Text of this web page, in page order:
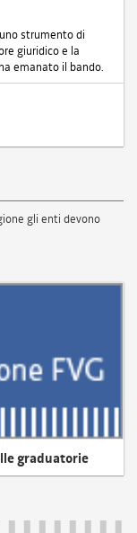
strumento di
giuridico e la
emanato il bando.
gli enti devono
graduatorie